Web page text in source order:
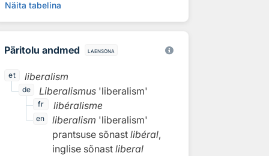
Näita tabelina
Päritolu andmed laensõna
et liberalism
de Liberalismus 'liberalism'
fr libéralisme
en liberalism 'liberalism'
prantsuse sõnastlibéral,
inglise sõnastliberal